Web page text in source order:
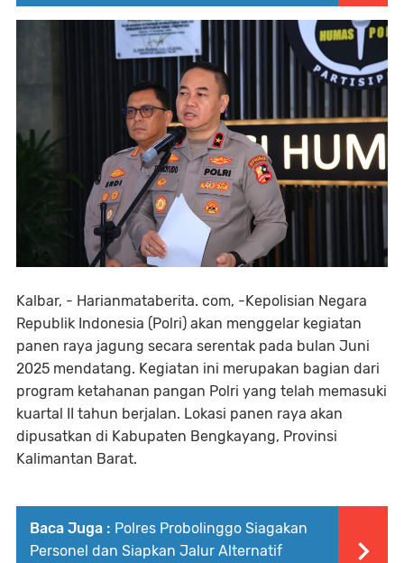
Kalbar, - Harianmataberita. com, -Kepolisian Negara
Republik Indonesia (Polri) akan menggelar kegiatan
panen raya jagung secara serentak pada bulan Juni
2025 mendatang. Kegiatan ini merupakan bagian dari
program ketahanan pangan Polri yang telah memasuki
kuartal II tahun berjalan. Lokasi panen raya akan
dipusatkan di Kabupaten Bengkayang, Provinsi
Kalimantan Barat.
Baca Juga : Polres Probolinggo Siagakan
Personel dan Siapkan Jalur Alternatif